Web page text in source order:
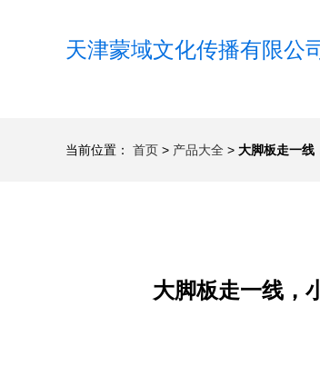
天津蒙域文化传播有限公
当前位置： 首页 > 产品大全 > 大脚板走一
大脚板走一线，